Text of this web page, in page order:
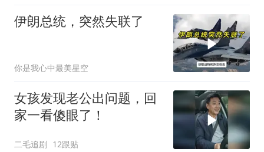
伊朗总统，突然失联了
你是我心中最美星空
女孩发现老公出问题，回
家一看傻眼了！
二毛追剧 12跟贴